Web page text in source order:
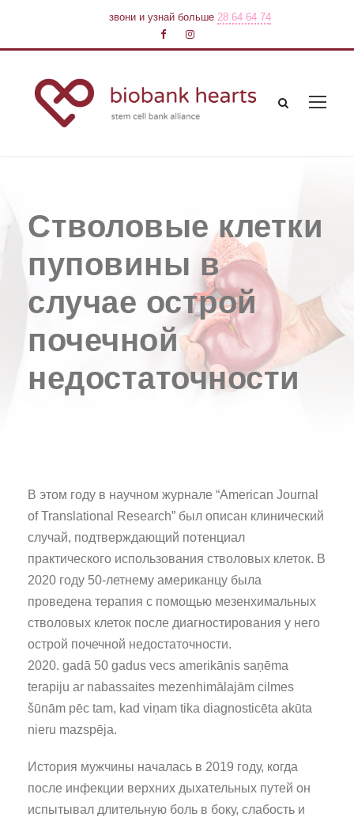
звони и узнай больше28 64 64 74
Стволовые клетки
пуповины в
случае острой
почечной
недостаточности
В этом году в научном журнале “American Journal
of Translational Research” был описан клинический
случай, подтверждающий потенциал
практического использования стволовых клеток. В
2020 году 50-летнему американцу была
проведена терапия с помощью мезенхимальных
стволовых клеток после диагностирования у него
острой почечной недостаточности.
2020. gadā 50 gadus vecs amerikānis saņēma
terapiju ar nabassaites mezenhimālajām cilmes
šūnām pēc tam, kad viņam tika diagnosticēta akūta
nieru mazspēja.
История мужчины началась в 2019 году, когда
после инфекции верхних дыхательных путей он
испытывал длительную боль в боку, слабость и